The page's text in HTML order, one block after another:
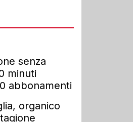
senza
minuti
abbonamenti
organico